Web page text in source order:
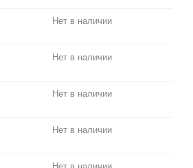
Нет в наличии
Нет в наличии
Нет в наличии
Нет в наличии